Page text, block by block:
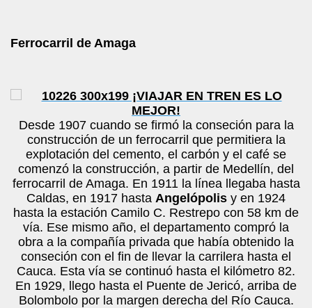
Ferrocarril de Amaga
Desde 1907 cuando se firmó la conseción para la
construcción de un ferrocarril que permitiera la
explotación del cemento, el carbón y el café se
comenzó la construcción, a partir de Medellín, del
ferrocarril de Amaga. En 1911 la línea llegaba hasta
Caldas, en 1917 hasta Angelópolis y en 1924
hasta la estación Camilo C. Restrepo con 58 km de
vía. Ese mismo año, el departamento compró la
obra a la compañía privada que había obtenido la
conseción con el fin de llevar la carrilera hasta el
Cauca. Esta vía se continuó hasta el kilómetro 82.
En 1929, llego hasta el Puente de Jericó, arriba de
Bolombolo por la margen derecha del Río Cauca.